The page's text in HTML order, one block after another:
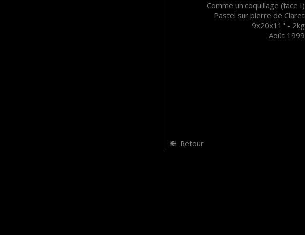
Comme un coquillage (face I)
Pastel sur pierre de Claret
9x20x11" - 2kg
Août 1999
Retour